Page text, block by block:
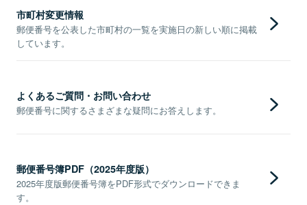
市町村変更情報
郵便番号を公表した市町村の一覧を実施日の新しい順に掲載
しています。
よくあるご質問・お問い合わせ
郵便番号に関するさまざまな疑問にお答えします。
郵便番号簿PDF（2025年度版）
2025年度版郵便番号簿をPDF形式でダウンロードできま
す。